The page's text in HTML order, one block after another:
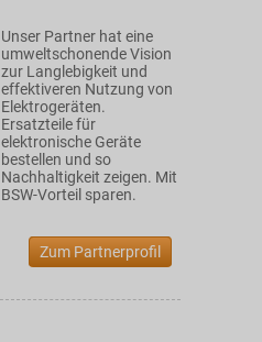
Unser Partner hat eine
umweltschonende Vision
zur Langlebigkeit und
effektiveren Nutzung von
Elektrogeräten.
Ersatzteile für
elektronische Geräte
bestellen und so
Nachhaltigkeit zeigen. Mit
BSW-Vorteil sparen.
Zum Partnerprofil